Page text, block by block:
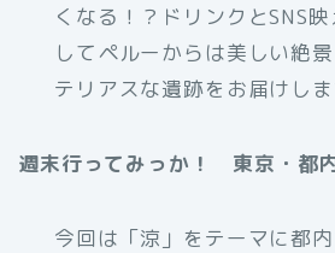
くなる！？ドリンクとSNS
してペルーからは美しい絶
テリアスな遺跡をお届けしま
週末行ってみっか！ 東京・都
今回は「涼」をテーマに都